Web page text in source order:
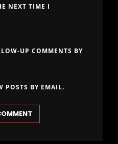
NEXT TIME I
UP COMMENTS BY
POSTS BY EMAIL.